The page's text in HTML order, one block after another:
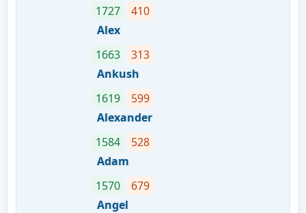
1727
410
Alex
1663
313
Ankush
1619
599
Alexander
1584
528
Adam
1570
679
Angel